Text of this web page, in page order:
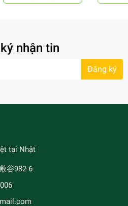
nhận tin
Đăng ký
tại Nhật
谷982-6